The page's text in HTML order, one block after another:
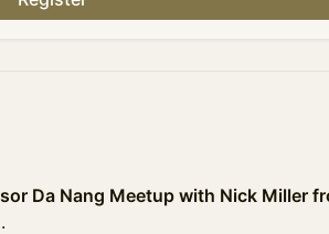
Da Nang Meetup with Nick Miller